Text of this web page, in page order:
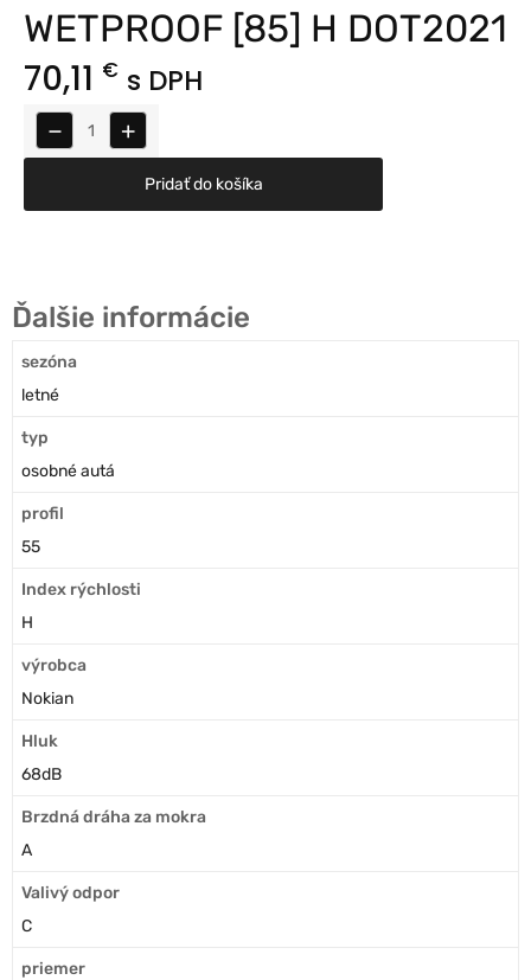
WETPROOF [85] H DOT2021
70,11 € s DPH
− +
Pridať do košíka
Ďalšie informácie
sezóna
letné
typ
osobné autá
profil
55
Index rýchlosti
H
výrobca
Nokian
Hluk
68dB
Brzdná dráha za mokra
A
Valivý odpor
C
priemer